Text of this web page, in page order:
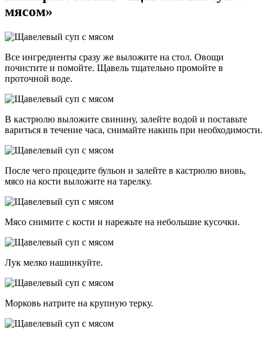
мясом»
Все ингредиенты сразу же выложите на стол. Овощи
почистите и помойте. Щавель тщательно промойте в
проточной воде.
В кастрюлю выложите свинину, залейте водой и поставьте
вариться в течение часа, снимайте накипь при необходимости.
После чего процедите бульон и залейте в кастрюлю вновь,
мясо на кости выложите на тарелку.
Мясо снимите с кости и нарежьте на небольшие кусочки.
Лук мелко нашинкуйте.
Морковь натрите на крупную терку.